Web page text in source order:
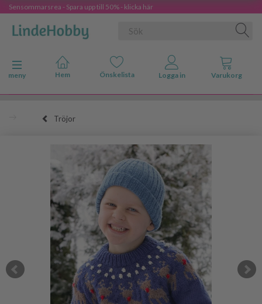
Sensommarsrea - Spara upp till 50% - klicka här
Ändra navigering
meny
Tröjor